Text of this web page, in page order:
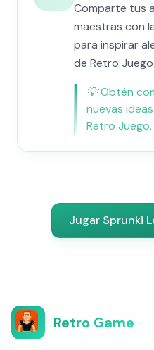
Comparte tus
maestras con
para inspirar
de Retro Juego.
💡Obtén
nuevas
Retro Juego.
Jugar Sprunki
Retro Game